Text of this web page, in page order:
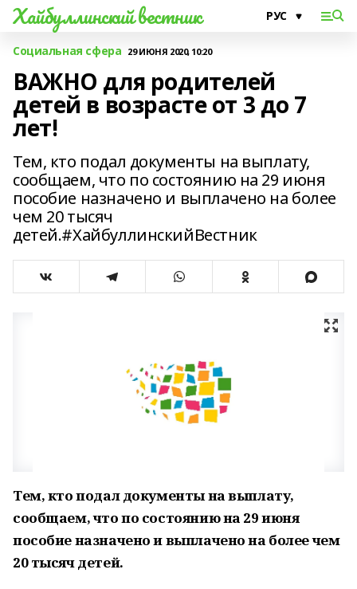
Хайбуллинский вестник
Социальная сфера 29 ИЮНЯ 2020, 10:20
ВАЖНО для родителей
детей в возрасте от 3 до 7
лет!
Тем, кто подал документы на выплату,
сообщаем, что по состоянию на 29 июня
пособие назначено и выплачено на более
чем 20 тысяч
детей.#ХайбуллинскийВестник
Тем, кто подал документы на выплату,
сообщаем, что по состоянию на 29 июня
пособие назначено и выплачено на более чем
20 тысяч детей.